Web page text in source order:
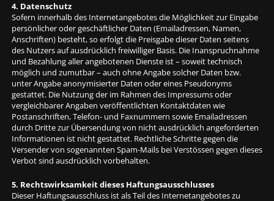
4. Datenschutz
Sofern innerhalb des Internetangebotes die Möglichkeit zur Eingabe
persönlicher oder geschäftlicher Daten (Emailadressen, Namen,
Anschriften) besteht, so erfolgt die Preisgabe dieser Daten seitens
des Nutzers auf ausdrücklich freiwilliger Basis. Die Inanspruchnahme
und Bezahlung aller angebotenen Dienste ist – soweit technisch
möglich und zumutbar – auch ohne Angabe solcher Daten bzw.
unter Angabe anonymisierter Daten oder eines Pseudonyms
gestattet. Die Nutzung der im Rahmen des Impressums oder
vergleichbarer Angaben veröffentlichten Kontaktdaten wie
Postanschriften, Telefon- und Faxnummern sowie Emailadressen
durch Dritte zur Übersendung von nicht ausdrücklich angeforderten
Informationen ist nicht gestattet. Rechtliche Schritte gegen die
Versender von sogenannten Spam-Mails bei Verstössen gegen dieses
Verbot sind ausdrücklich vorbehalten.
5. Rechtswirksamkeit dieses Haftungsausschlusses
Dieser Haftungsausschluss ist als Teil des Internetangebotes zu